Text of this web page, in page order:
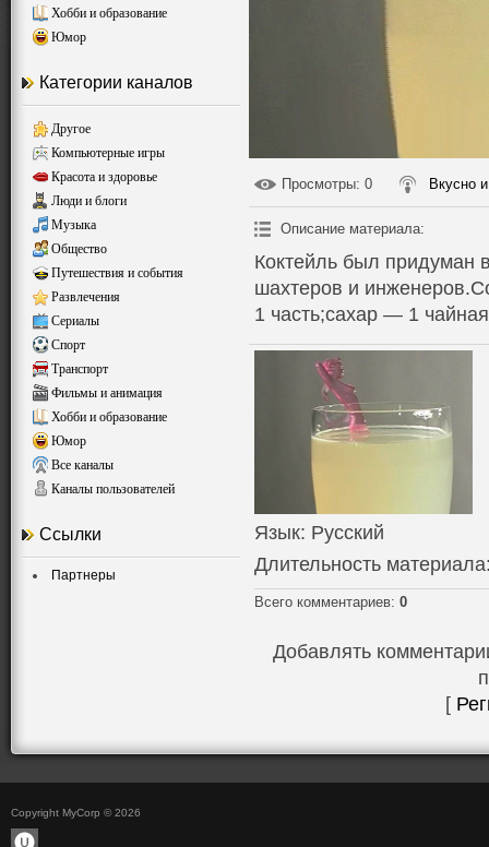
Хобби и образование
Юмор
Категории каналов
Другое
Компьютерные игры
Красота и здоровье
Люди и блоги
Музыка
Общество
Путешествия и события
Развлечения
Сериалы
Спорт
Транспорт
Фильмы и анимация
Хобби и образование
Юмор
Все каналы
Каналы пользователей
Ссылки
Партнеры
Просмотры: 0 Вкусно
Описание материала:
Коктейль был придуман
шахтеров и
1 часть;сахар — 1
Язык: Русский
Длительность материала
Всего комментариев: 0
Добавлять
[
Copyright MyCorp © 2026